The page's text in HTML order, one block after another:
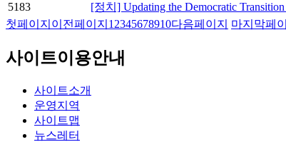
5183
[정치] Updating the Democratic
첫페이지 이전페이지 1 2345678910다음페이지 마지막페
사이트이용안내
사이트소개
운영지역
사이트맵
뉴스레터